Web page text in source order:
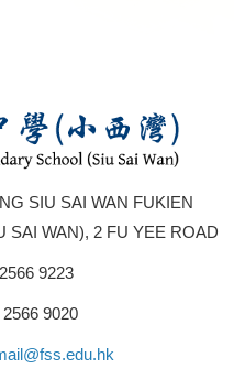
SIU SAI WAN FUKIEN
SAI WAN), 2 FU YEE ROAD
9223
9020